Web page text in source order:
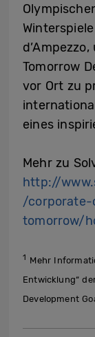
Tomorrow
vor Ort zu
eines
Mehr zu
http://
/
tomorrow/
1 Mehr
Entwicklung“
Development